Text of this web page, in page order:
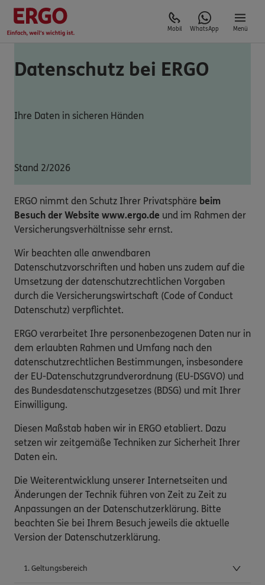
Mobil WhatsApp Menü
Datenschutz bei ERGO
Ihre Daten in sicheren Händen
Stand 2/2026
ERGO nimmt den Schutz Ihrer Privatsphäre beim
Besuch der Website www.ergo.de und im Rahmen der
Versicherungsverhältnisse sehr ernst.
Wir beachten alle anwendbaren
Datenschutzvorschriften und haben uns zudem auf die
Umsetzung der datenschutzrechtlichen Vorgaben
durch die Versicherungswirtschaft (Code of Conduct
Datenschutz) verpflichtet.
ERGO verarbeitet Ihre personenbezogenen Daten nur in
dem erlaubten Rahmen und Umfang nach den
datenschutzrechtlichen Bestimmungen, insbesondere
der EU-Datenschutzgrundverordnung (EU-DSGVO) und
des Bundesdatenschutzgesetzes (BDSG) und mit Ihrer
Einwilligung.
Diesen Maßstab haben wir in ERGO etabliert. Dazu
setzen wir zeitgemäße Techniken zur Sicherheit Ihrer
Daten ein.
Die Weiterentwicklung unserer Internetseiten und
Änderungen der Technik führen von Zeit zu Zeit zu
Anpassungen an der Datenschutzerklärung. Bitte
beachten Sie bei Ihrem Besuch jeweils die aktuelle
Version der Datenschutzerklärung.
1. Geltungsbereich